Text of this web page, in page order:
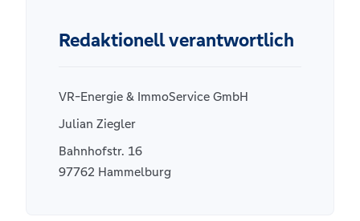
Redaktionell verantwortlich
VR-Energie & ImmoService GmbH
Julian Ziegler
Bahnhofstr. 16
97762 Hammelburg